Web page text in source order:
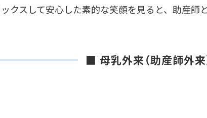
クスして安心した素的な笑顔を見ると、助産師
■ 母乳外来（助産師外来